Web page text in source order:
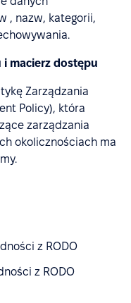
, nazw, kategorii,
i macierz dostępu
Zarządzania
Policy), która
zarządzania
okolicznościach ma
z RODO
z RODO